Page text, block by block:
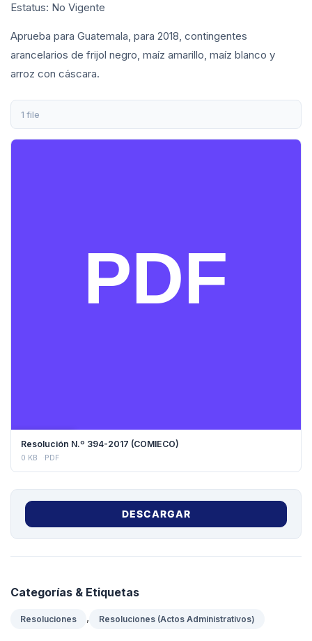
Estatus: No Vigente
Aprueba para Guatemala, para 2018, contingentes
arancelarios de frijol negro, maíz amarillo, maíz blanco y
arroz con cáscara.
1 file
Resolución N.º 394-2017 (COMIECO)
0 KB PDF
DESCARGAR
Categorías & Etiquetas
Resoluciones Resoluciones (Actos Administrativos)